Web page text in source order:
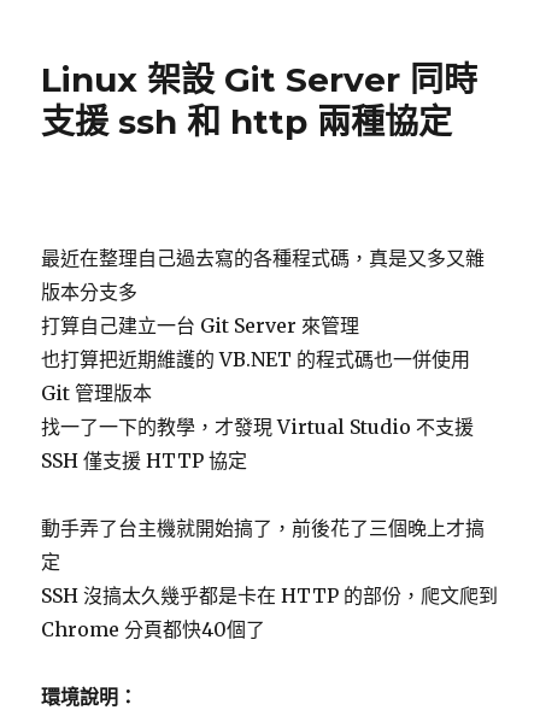
Linux 架設 Git Server 同時
支援 ssh 和 http 兩種協定
最近在整理自己過去寫的各種程式碼，真是又多又雜
版本分支多
打算自己建立一台 Git Server 來管理
也打算把近期維護的 VB.NET 的程式碼也一併使用
Git 管理版本
找一了一下的教學，才發現 Virtual Studio 不支援
SSH 僅支援 HTTP 協定
動手弄了台主機就開始搞了，前後花了三個晚上才搞
定
SSH 沒搞太久幾乎都是卡在 HTTP 的部份，爬文爬到
Chrome 分頁都快40個了
環境說明：